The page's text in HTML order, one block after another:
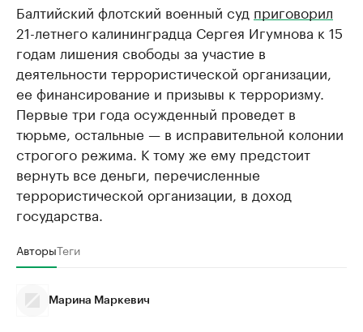
Балтийский флотский военный суд приговорил
21-летнего калининградца Сергея Игумнова к 15
годам лишения свободы за участие в
деятельности террористической организации,
ее финансирование и призывы к терроризму.
Первые три года осужденный проведет в
тюрьме, остальные — в исправительной колонии
строгого режима. К тому же ему предстоит
вернуть все деньги, перечисленные
террористической организации, в доход
государства.
АвторыТеги
Марина Маркевич